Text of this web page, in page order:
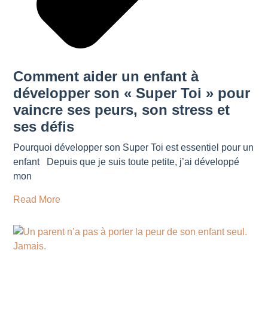
Comment aider un enfant à
développer son « Super Toi » pour
vaincre ses peurs, son stress et
ses défis
Pourquoi développer son Super Toi est essentiel pour un
enfant Depuis que je suis toute petite, j’ai développé
mon
Read More